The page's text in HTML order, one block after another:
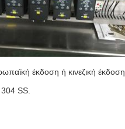
έκδοση ή κινεζική έκδοση.
SS.